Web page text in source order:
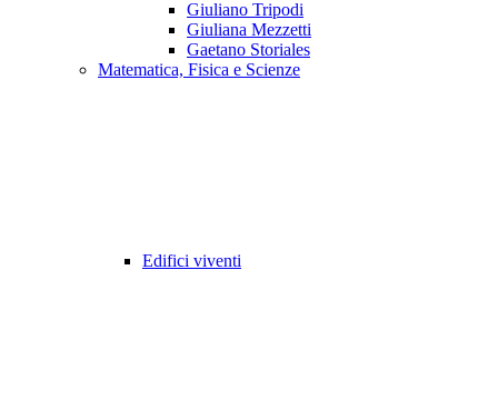
Giuliano Tripodi
Giuliana Mezzetti
Gaetano Storiales
Matematica, Fisica e Scienze
Edifici viventi